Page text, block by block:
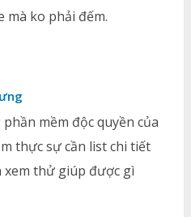
mà ko phải đếm.
mềm độc quyền của
thực sự cần list chi tiết
xem thử giúp được gì